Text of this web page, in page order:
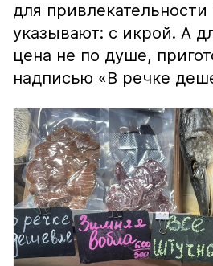
для привлекательности
указывают: с икрой. А
цена не по душе,
надписью «В речке